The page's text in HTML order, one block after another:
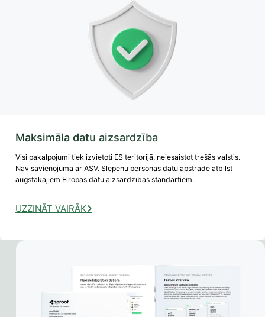
Maksimāla datu aizsardzība
Visi pakalpojumi tiek izvietoti ES teritorijā, neiesaistot trešās valstis.
Nav savienojuma ar ASV. Slepenu personas datu apstrāde atbilst
augstākajiem Eiropas datu aizsardzības standartiem.
UZZINĀT VAIRĀK